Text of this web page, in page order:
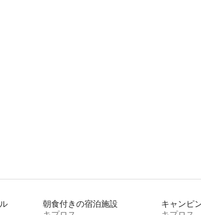
朝食付きの宿泊施設
キャンピ